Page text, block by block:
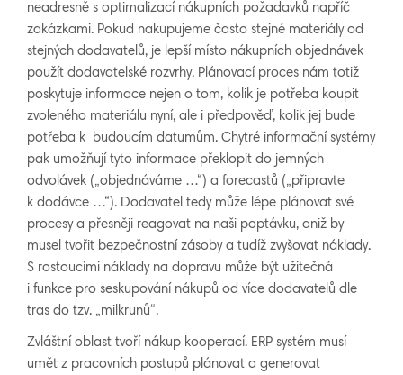
neadresně s optimalizací nákupních požadavků napříč
zakázkami. Pokud nakupujeme často stejné materiály od
stejných dodavatelů, je lepší místo nákupních objednávek
použít dodavatelské rozvrhy. Plánovací proces nám totiž
poskytuje informace nejen o tom, kolik je potřeba koupit
zvoleného materiálu nyní, ale i předpověď, kolik jej bude
potřeba k budoucím datumům. Chytré informační systémy
pak umožňují tyto informace překlopit do jemných
odvolávek („objednáváme …“) a forecastů („připravte
k dodávce …“). Dodavatel tedy může lépe plánovat své
procesy a přesněji reagovat na naši poptávku, aniž by
musel tvořit bezpečnostní zásoby a tudíž zvyšovat náklady.
S rostoucími náklady na dopravu může být užitečná
i funkce pro seskupování nákupů od více dodavatelů dle
tras do tzv. „milkrunů“.
Zvláštní oblast tvoří nákup kooperací. ERP systém musí
umět z pracovních postupů plánovat a generovat